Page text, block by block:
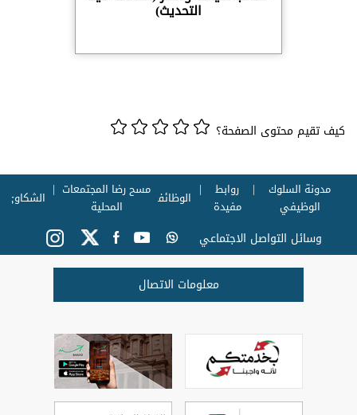
التحديث)
كيف تقيم محتوى الصفحة؟
مدونة السلوك
الوظيفي
روابط
مفيدة
الوظائف مسح رضا المجتمعات
المحلية
الشكاوي
وسائل التواصل الاجتماعي
معلومات الاتصال